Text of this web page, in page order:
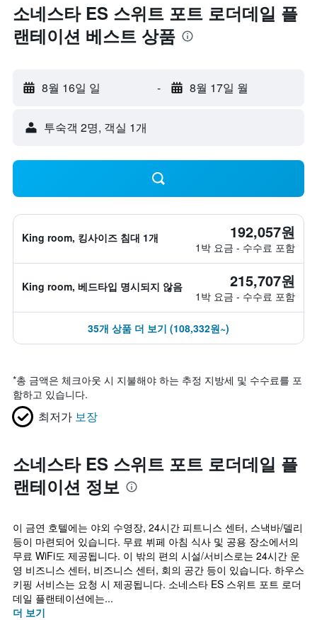
소네스타 ES 스위트 포트 로더데일 플
랜테이션 베스트 상품
8월 16일 일 - 8월 17일 월
​투숙객 2​명, ​객실 1개
King room, 킹사이즈 침대 1개 192,057원
1박 요금 - 수수료 포함
King room, 베드타입 명시되지 않음 215,707원
1박 요금 - 수수료 포함
35개 상품 더 보기 (108,332원~)
*총 금액은 체크아웃 시 지불해야 하는 추정 지방세 및 수수료를 포
함하고 있습니다.
최저가 보장
소네스타 ES 스위트 포트 로더데일 플
랜테이션 정보
이 금연 호텔에는 야외 수영장, 24시간 피트니스 센터, 스낵바/델리
등이 마련되어 있습니다. 무료 뷔페 아침 식사 및 공용 장소에서의
무료 WiFi도 제공됩니다. 이 밖의 편의 시설/서비스로는 24시간 운
영 비즈니스 센터, 비즈니스 센터, 회의 공간 등이 있습니다. 하우스
키핑 서비스는 요청 시 제공됩니다. 소네스타 ES 스위트 포트 로더
데일 플랜테이션에는...
더 보기